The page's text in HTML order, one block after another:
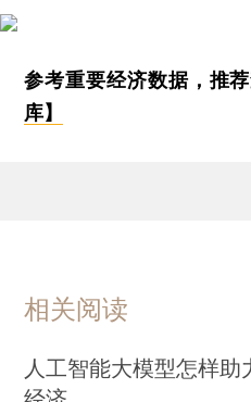
参考重要经济数据，推荐
库】
相关阅读
人工智能大模型怎样助